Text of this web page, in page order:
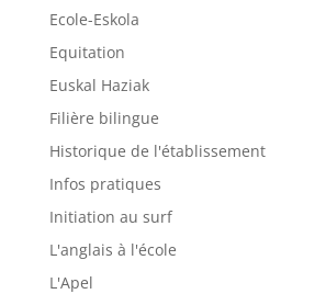
Ecole-Eskola
Equitation
Euskal Haziak
Filière bilingue
Historique de l'établissement
Infos pratiques
Initiation au surf
L'anglais à l'école
L'Apel